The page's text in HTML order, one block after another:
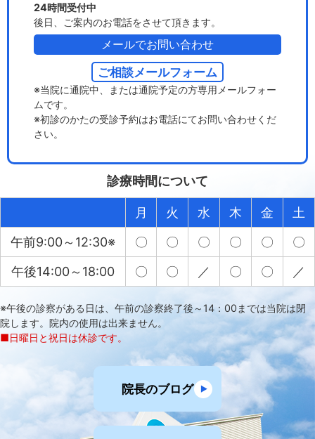
24時間受付中
後日、ご案内のお電話をさせて頂きます。
メールでお問い合わせ
ご相談メールフォーム
※当院に通院中、または通院予定の方専用メールフォー
ムです。
※初診のかたの受診予約はお電話にてお問い合わせくだ
さい。
診療時間について
月 火 水 木 金
土
午前9:00～12:30※
〇 〇 〇 〇 〇
〇
午後14:00～18:00
〇 〇 ／ 〇 〇 ／
※午後の診察がある日は、午前の診察終了後～14：00までは当院は閉
院します。院内の使用は出来ません。
■日曜日と祝日は休診です。
院長のブログ